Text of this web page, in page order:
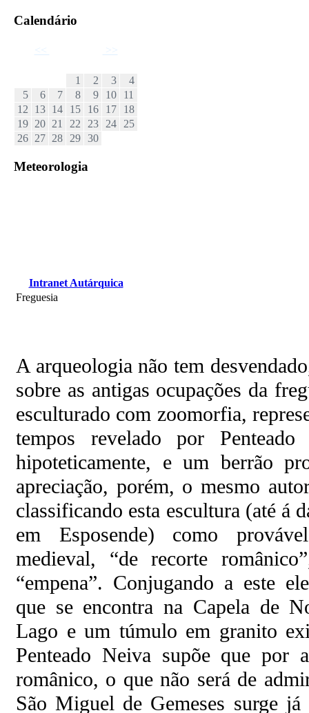
Calendário
<<
>>
1
2 3
4
5
6 7 8 9 10
11
12
13 14 15 16 17
18
19 20 21 22 23 24
25
26 27 28 29 30
Meteorologia
Intranet Autárquica
Freguesia
A arqueologia não tem
sobre as antigas ocupações da
esculturado com zoomorfia,
tempos revelado por
hipoteticamente, e um berrão
apreciação, porém, o mesmo
classificando esta escultura (até á
em Esposende) como
medieval, “de recorte
“empena”. Conjugando a este
que se encontra na Capela de
Lago e um túmulo em granito
Penteado Neiva supõe que por
românico, o que não será de
São Miguel de Gemeses surge